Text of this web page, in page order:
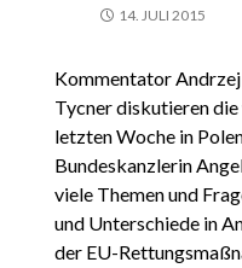
14. JULI 2015
Kommentator
Tycner diskutieren
letzten Woche in
Bundeskanzlerin
viele Themen und
und Unterschiede in
der EU-